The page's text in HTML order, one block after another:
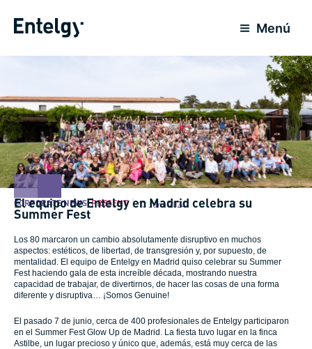
Menú
CORPORATE NEWS ,PRESENT 13 June 2024
El equipo de Entelgy en Madrid celebra su
Summer Fest
Los 80 marcaron un cambio absolutamente disruptivo en muchos
aspectos: estéticos, de libertad, de transgresión y, por supuesto, de
mentalidad. El equipo de Entelgy en Madrid quiso celebrar su Summer
Fest haciendo gala de esta increíble década, mostrando nuestra
capacidad de trabajar, de divertirnos, de hacer las cosas de una forma
diferente y disruptiva… ¡Somos Genuine!
El pasado 7 de junio, cerca de 400 profesionales de Entelgy participaron
en el Summer Fest Glow Up de Madrid. La fiesta tuvo lugar en la finca
Astilbe, un lugar precioso y único que, además, está muy cerca de las